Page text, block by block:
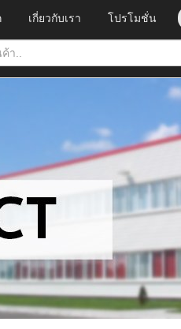
เกี่ยวกับเรา โปรโมชั่น